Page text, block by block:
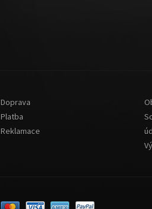
Doprava
Platba
Reklamace